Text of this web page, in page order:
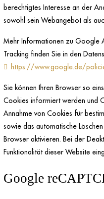
berechtigtes Interesse an der
sowohl sein Webangebot als
Mehr Informationen zu Google
Tracking finden Sie in den
https://www.google.de/
Sie können Ihren Browser so
Cookies informiert werden und
Annahme von Cookies für
sowie das automatische
Browser aktivieren. Bei der
Funktionalität dieser Website
Google